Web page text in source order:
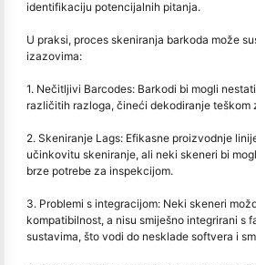
identifikaciju potencijalnih pitanja.
U praksi, proces skeniranja barkoda može
izazovima:
1. Nečitljivi Barcodes: Barkodi bi mogli
različitih razloga, čineći dekodiranje teškom
2. Skeniranje Lags: Efikasne proizvodnje
učinkovitu skeniranje, ali neki skeneri bi
brze potrebe za inspekcijom.
3. Problemi s integracijom: Neki skeneri
kompatibilnost, a nisu smiješno integrirani s
sustavima, što vodi do nesklade softvera i